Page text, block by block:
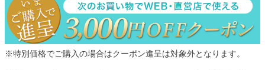
※特別価格でご購入の場合はクーポン進呈は対象外となります。